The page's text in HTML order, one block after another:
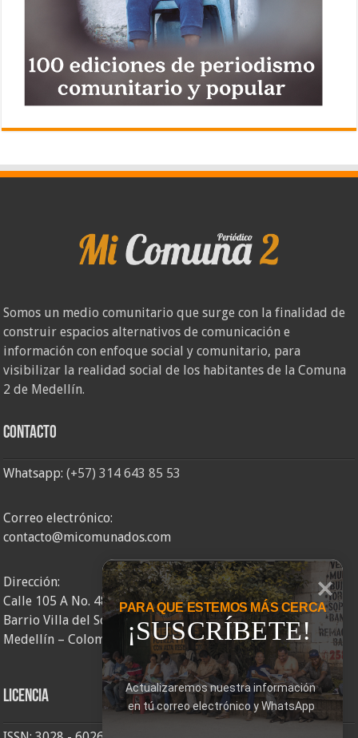
Somos un medio comunitario que surge con la finalidad de
construir espacios alternativos de comunicación e
información con enfoque social y comunitario, para
visibilizar la realidad social de los habitantes de la Comuna
2 de Medellín.
Contacto
Whatsapp:(+57) 314 643 85 53
Correo electrónico:
contacto@micomunados.com
Dirección:
Calle 105 A No. 48AA – 58
Barrio Villa del Socorro
Medellín – Colombia
Licencia
PARA QUE ESTEMOS MÁS CERCA
¡SUSCRÍBETE!
Actualizaremos nuestra información
en tú correo electrónico y WhatsApp